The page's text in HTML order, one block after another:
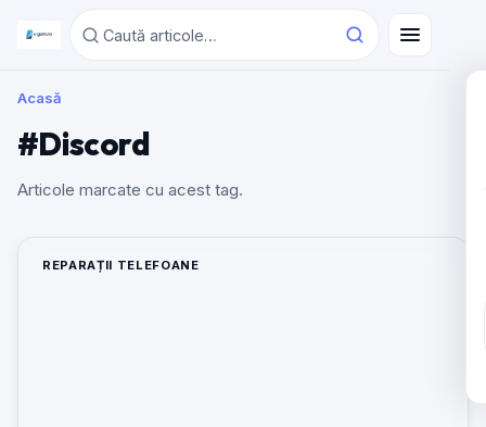
Acasă
#Discord
Articole marcate cu acest tag.
REPARAȚII TELEFOANE